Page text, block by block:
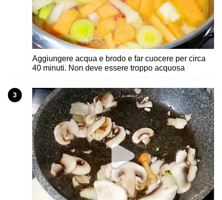
Aggiungere acqua e brodo e far cuocere per circa
40 minuti. Non deve essere troppo acquosa
3